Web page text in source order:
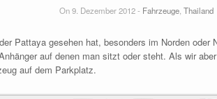
On 9. Dezember 2012 - Fahrzeuge, Thailand
Pattaya gesehen hat, besonders im Norden
auf denen man sitzt oder steht. Als wir
auf dem Parkplatz.